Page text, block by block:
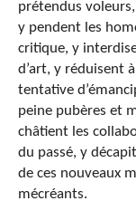
prétendus
y pendent les
critique, y
d’art, y réduisent
tentative
peine pubères et
châtient les
du passé, y
de ces nouveaux
mécréants.